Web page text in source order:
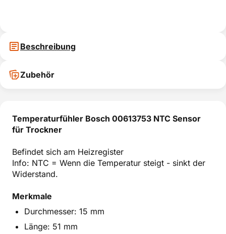
Beschreibung
Zubehör
Temperaturfühler Bosch 00613753 NTC Sensor
für Trockner
Befindet sich am Heizregister
Info: NTC = Wenn die Temperatur steigt - sinkt der
Widerstand.
Merkmale
Durchmesser: 15 mm
Länge: 51 mm